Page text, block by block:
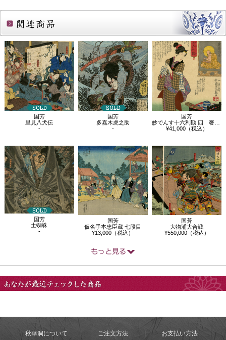
関連商品
国芳
里見八犬伝
-
国芳
多嘉木虎之助
-
国芳
妙でんす十六利勘 四 奢羅損者
¥41,000（税込）
国芳
土蜘蛛
-
国芳
仮名手本忠臣蔵 七段目
¥13,000（税込）
国芳
大物浦大合戦
¥550,000（税込）
秋華洞について ご注文方法 お支払い方法